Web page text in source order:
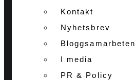
Kontakt
Nyhetsbrev
Bloggsamarbeten
I media
PR & Policy